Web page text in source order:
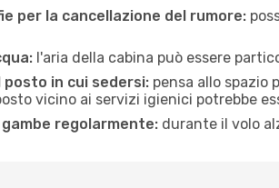
per la cancellazione del rumore:
l'aria della cabina può essere
posto in cui sedersi: pensa allo spazio
vicino ai servizi igienici potrebbe
regolarmente: durante il volo